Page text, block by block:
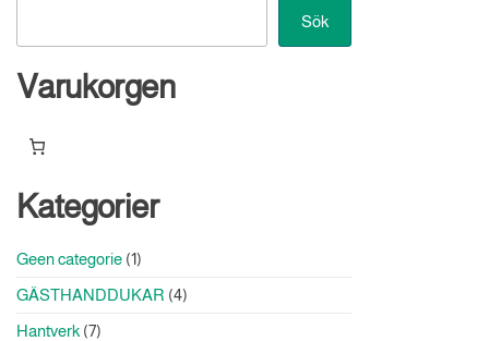
Sök
Varukorgen
Kategorier
Geen categorie 11
GÄSTHANDDUKAR 44
Hantverk 77